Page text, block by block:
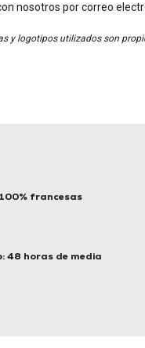
nosotros por correo
logotipos utilizados son
francesas
48 horas de media